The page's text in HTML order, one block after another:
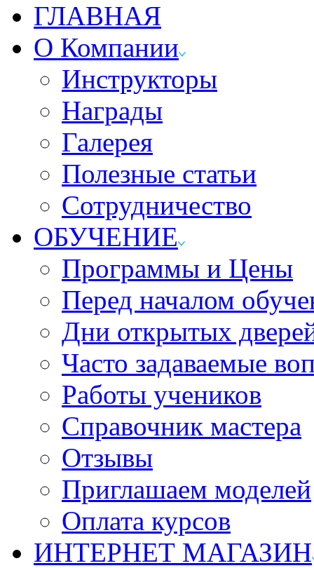
ГЛАВНАЯ
О Компании
Инструкторы
Награды
Галерея
Полезные статьи
Сотрудничество
ОБУЧЕНИЕ
Программы и Цены
Перед началом
Дни открытых
Часто задаваемые
Работы учеников
Справочник мастера
Отзывы
Приглашаем моделей
Оплата курсов
ИНТЕРНЕТ МАГАЗИН